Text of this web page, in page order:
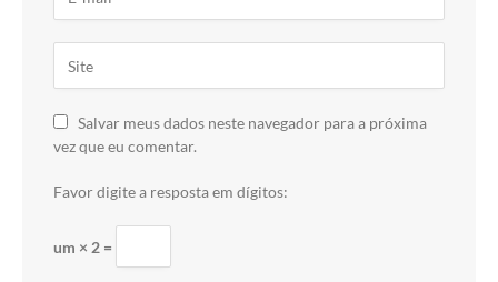
Salvar meus dados neste navegador para a próxima
vez que eu comentar.
Favor digite a resposta em dígitos:
um × 2 =